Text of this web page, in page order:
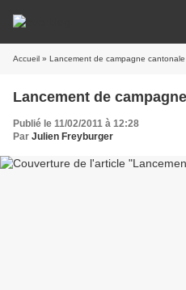
Accueil » Lancement de campagne cantonale
Lancement de
Publié le 11/02/2011 à 12:28
Par Julien Freyburger